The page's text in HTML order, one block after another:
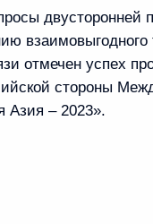
двусторонней
взаимовыгодного
отмечен успех
стороны
– 2023».